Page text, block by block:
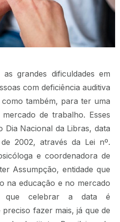
grandes dificuldades em
com deficiência auditiva
também, para ter uma
de trabalho. Esses
Dia Nacional da Libras, data
2002, através da Lei nº.
e coordenadora de
Assumpção, entidade que
na educação e no mercado
que celebrar a data é
fazer mais, já que de